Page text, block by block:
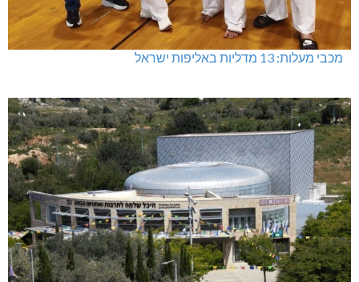
מתחברים: הגליל המערבי והעליון